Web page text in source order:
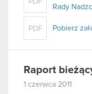
Rady
PDF Pobierz
Raport
1 czerwca 2011